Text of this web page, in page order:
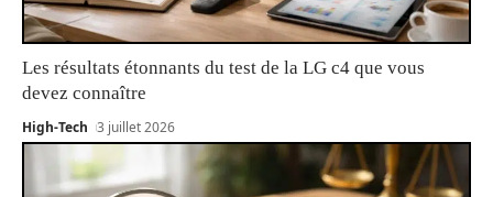
Les résultats étonnants du test de la LG c4 que vous
devez connaître
High-Tech 3 juillet 2026